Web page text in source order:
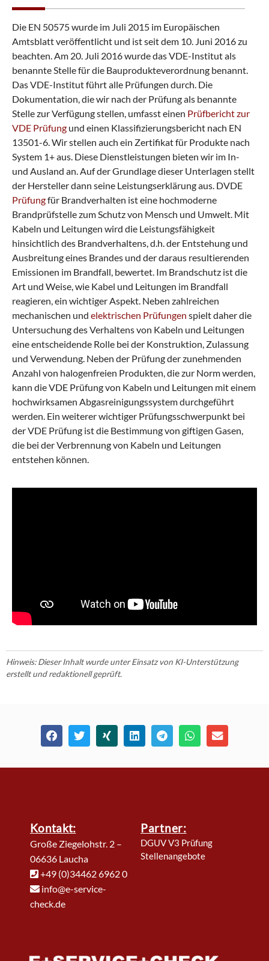
Die EN 50575 wurde im Juli 2015 im Europäischen
Amtsblatt veröffentlicht und ist seit dem 10. Juni 2016 zu
beachten. Am 20. Juli 2016 wurde das VDE-Institut als
benannte Stelle für die Bauprodukteverordnung benannt.
Das VDE-Institut führt alle Prüfungen durch. Die
Dokumentation, die wir nach der Prüfung als benannte
Stelle zur Verfügung stellen, umfasst einen Prüfbericht zur
VDE Prüfung und einen Klassifizierungsbericht nach EN
13501-6. Wir stellen auch ein Zertifikat für Produkte nach
System 1+ aus. Diese Dienstleistungen bieten wir im In-
und Ausland an. Auf der Grundlage dieser Unterlagen stellt
der Hersteller dann seine Leistungserklärung aus. DVDE
Prüfungfür Brandverhalten ist eine hochmoderne
Brandprüfstelle zum Schutz von Mensch und Umwelt. Mit
Kabeln und Leitungen wird die Leistungsfähigkeit
hinsichtlich des Brandverhaltens, d.h. der Entstehung und
Ausbreitung eines Brandes und der daraus resultierenden
Emissionen im Brandfall, bewertet. Im Brandschutz ist die
Art und Weise, wie Kabel und Leitungen im Brandfall
reagieren, ein wichtiger Aspekt. Neben zahlreichen
mechanischen und elektrischen Prüfungen spielt daher die
Untersuchung des Verhaltens von Kabeln und Leitungen
eine entscheidende Rolle bei der Konstruktion, Zulassung
und Verwendung. Neben der Prüfung der zunehmenden
Anzahl von halogenfreien Produkten, die zur Norm werden,
kann die VDE Prüfung von Kabeln und Leitungen mit einem
hochwirksamen Abgasreinigungssystem durchgeführt
werden. Ein weiterer wichtiger Prüfungsschwerpunkt bei
der VDE Prüfung ist die Bestimmung von giftigen Gasen,
die bei der Verbrennung von Kabeln und Leitungen
entstehen können.
Hinweis: Dieser Inhalt wurde unter Einsatz von KI-Unterstützung
erstellt und redaktionell geprüft.
Kontakt:
Große Ziegelohstr. 2 –
06636 Laucha
+49 (0)34462 6962 0
info@e-service-
check.de
Partner:
DGUV V3 Prüfung
Stellenangebote